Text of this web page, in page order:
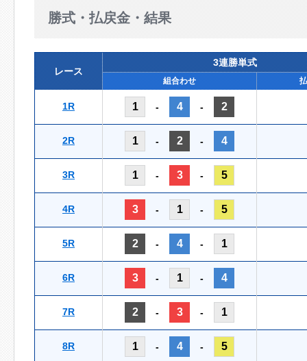
勝式・払戻金・結果
レース
3連勝単式
組合わせ
1R 1 - 4 - 2
2R 1 - 2 - 4
3R 1 - 3 - 5
4R 3 - 1 - 5
5R 2 - 4 - 1
6R 3 - 1 - 4
7R 2 - 3 - 1
8R 1 - 4 - 5